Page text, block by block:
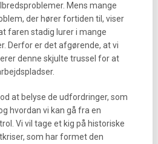
Mens mange
der hører fortiden til, viser
faren stadig lurer i mange
Derfor er det afgørende, at vi
denne skjulte trussel for at
at belyse de udfordringer, som
hvordan vi kan gå fra en
Vi vil tage et kig på historiske
som har formet den